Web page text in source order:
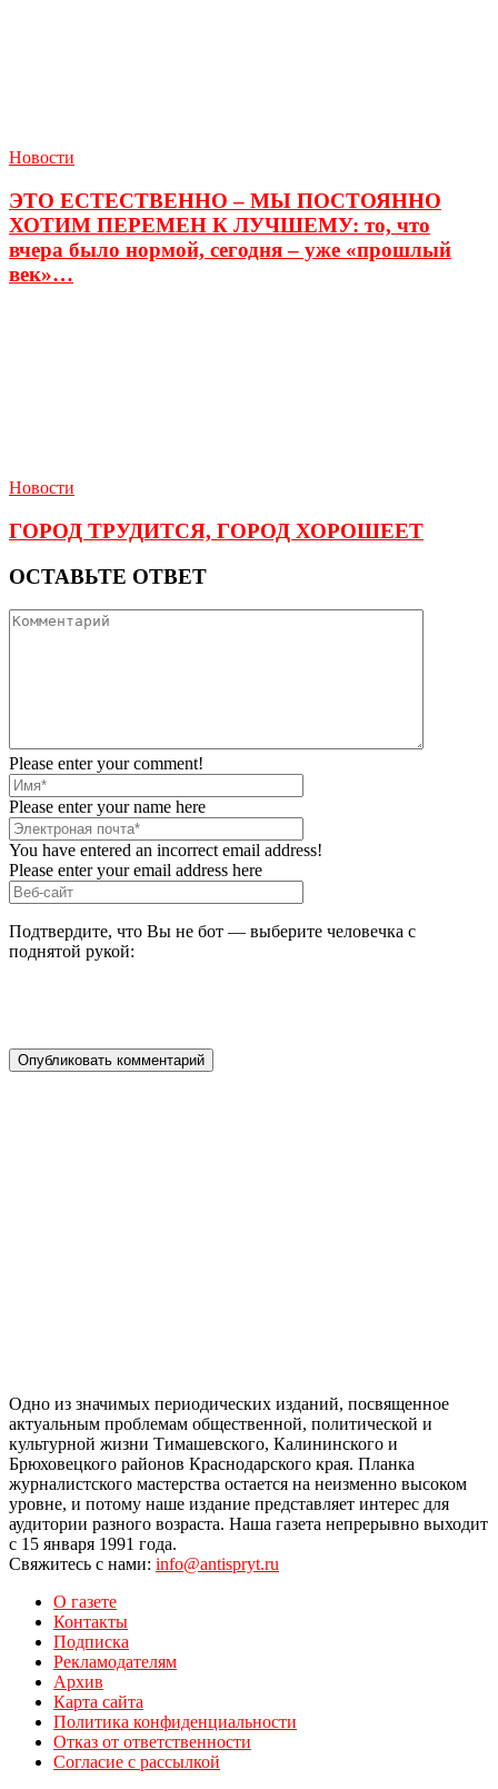
Новости
ЭТО ЕСТЕСТВЕННО – МЫ ПОСТОЯННО
ХОТИМ ПЕРЕМЕН К ЛУЧШЕМУ: то, что
вчера было нормой, сегодня – уже «прошлый
век»…
Новости
ГОРОД ТРУДИТСЯ, ГОРОД ХОРОШЕЕТ
ОСТАВЬТЕ ОТВЕТ
Please enter your comment!
Please enter your name here
You have entered an incorrect email address!
Please enter your email address here
Подтвердите, что Вы не бот — выберите человечка с
поднятой рукой:
Одно из значимых периодических изданий, посвященное
актуальным проблемам общественной, политической и
культурной жизни Тимашевского, Калининского и
Брюховецкого районов Краснодарского края. Планка
журналистского мастерства остается на неизменно высоком
уровне, и потому наше издание представляет интерес для
аудитории разного возраста. Наша газета непрерывно выходит
с 15 января 1991 года.
Свяжитесь с нами: info@antispryt.ru
О газете
Контакты
Подписка
Рекламодателям
Архив
Карта сайта
Политика конфиденциальности
Отказ от ответственности
Согласие с рассылкой